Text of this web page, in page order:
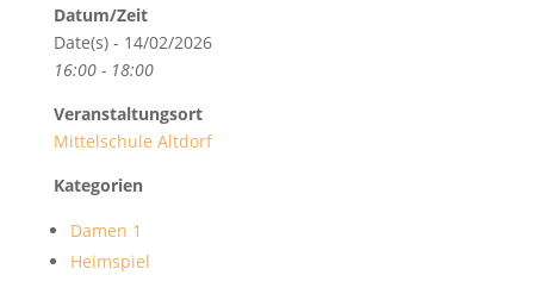
Datum/Zeit
Date(s) - 14/02/2026
16:00 - 18:00
Veranstaltungsort
Mittelschule Altdorf
Kategorien
Damen 1
Heimspiel